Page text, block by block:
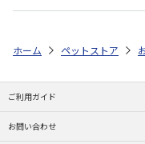
ホーム ペットストア
ご利用ガイド
お問い合わせ